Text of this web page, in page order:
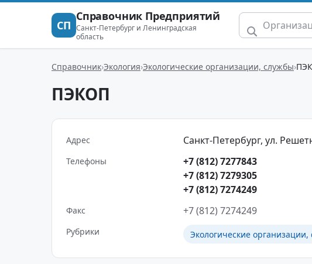
СП
Справочник Предприятий
Санкт-Петербург и Ленинградская
область
Справочник Экология Экологические организации, службы
ПЭКОП
Адрес Санкт-Петербург, ул.
Телефоны
+7 (812) 7277843
+7 (812) 7279305
+7 (812) 7274249
Факс +7 (812) 7274249
Рубрики Экологические